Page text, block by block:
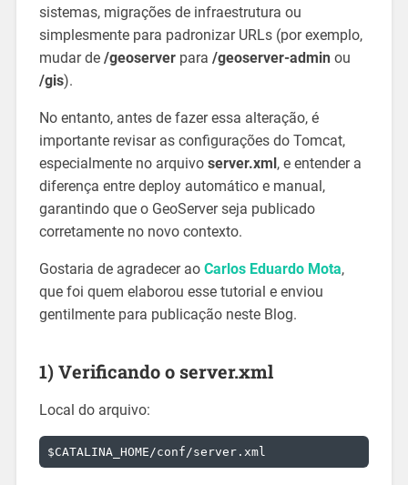
sistemas, migrações de infraestrutura ou
simplesmente para padronizar URLs (por exemplo,
mudar de /geoserverpara /geoserver-adminou
/gis).
No entanto, antes de fazer essa alteração, é
importante revisar as configurações do Tomcat,
especialmente no arquivo server.xml , e entender a
diferença entre deploy automático e manual,
garantindo que o GeoServer seja publicado
corretamente no novo contexto.
Gostaria de agradecer ao Carlos Eduardo Mota,
que foi quem elaborou esse tutorial e enviou
gentilmente para publicação neste Blog.
1) Verificando o server.xml
Local do arquivo: